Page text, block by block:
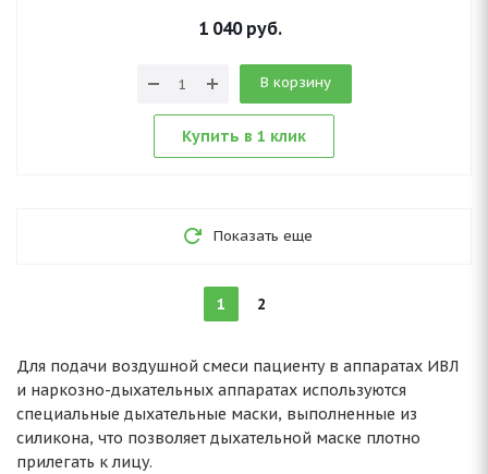
1 040руб.
В корзину
Купить в 1 клик
Показать еще
1 2
Для подачи воздушной смеси пациенту в аппаратах ИВЛ
и наркозно-дыхательных аппаратах используются
специальные дыхательные маски, выполненные из
силикона, что позволяет дыхательной маске плотно
прилегать к лицу.